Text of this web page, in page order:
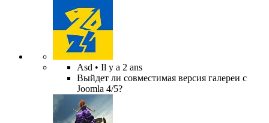
Asd • Il y a 2 ans
Выйдет ли совместимая версия галереи с
Joomla 4/5?